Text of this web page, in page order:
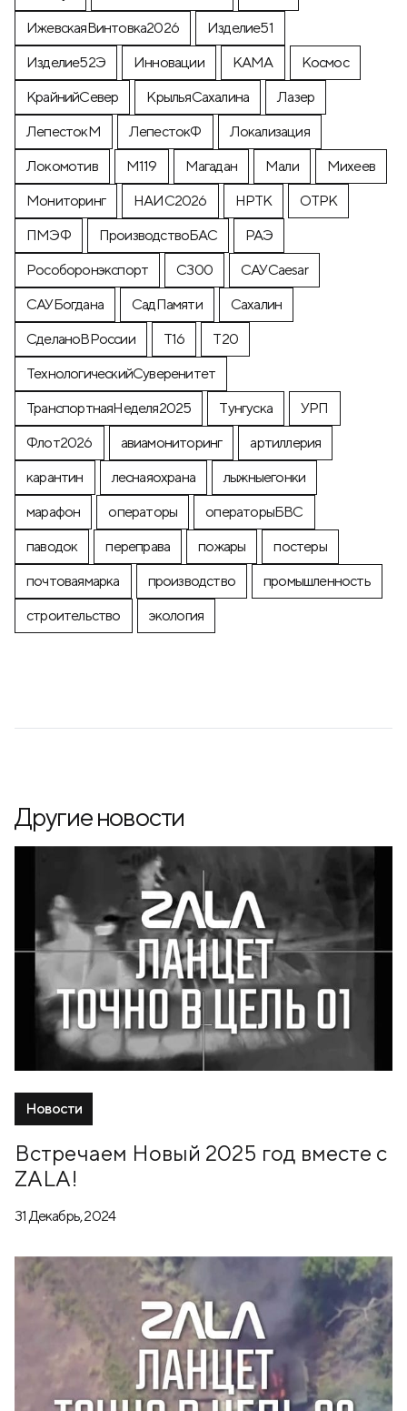
ИжевскаяВинтовка2026
Изделие51
Изделие52Э
Инновации КАМА
Космос
КрайнийСевер
КрыльяСахалина
Лазер
ЛепестокМ
ЛепестокФ
Локализация
Локомотив
М119 Магадан Мали
Михеев
Мониторинг
НАИС2026 НРТК
ОТРК
ПМЭФ
ПроизводствоБАС
РАЭ
Рособоронэкспорт
С300
САУCaesar
САУБогдана
СадПамяти
Сахалин
СделаноВРоссии
Т16
Т20
ТехнологическийСуверенитет
ТранспортнаяНеделя2025
Тунгуска
УРП
Флот2026
авиамониторинг
артиллерия
карантин
леснаяохрана
лыжныегонки
марафон
операторы
операторыБВС
паводок
переправа пожары
постеры
почтоваямарка
производство
промышленность
строительство
экология
Другие новости
Новости
Встречаем Новый 2025 год вместе с
ZALA!
31 Декабрь, 2024